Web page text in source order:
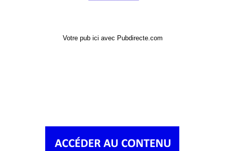
Votre pub ici avec Pubdirecte.com